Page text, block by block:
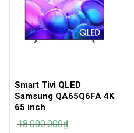
Smart Tivi QLED
Samsung QA65Q6FA 4K
65 inch
18.000.000₫